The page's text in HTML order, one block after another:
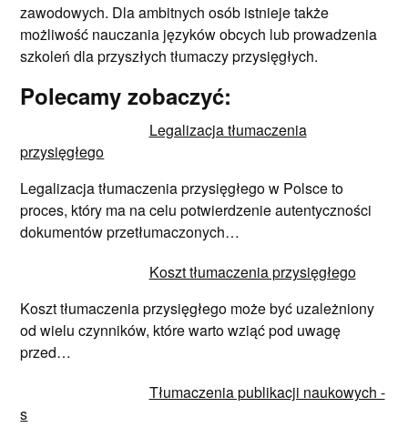
zawodowych. Dla ambitnych osób istnieje także
możliwość nauczania języków obcych lub prowadzenia
szkoleń dla przyszłych tłumaczy przysięgłych.
Polecamy zobaczyć:
Legalizacja tłumaczenia
przysięgłego
Legalizacja tłumaczenia przysięgłego w Polsce to
proces, który ma na celu potwierdzenie autentyczności
dokumentów przetłumaczonych…
Koszt tłumaczenia przysięgłego
Koszt tłumaczenia przysięgłego może być uzależniony
od wielu czynników, które warto wziąć pod uwagę
przed…
Tłumaczenia publikacji naukowych -
s